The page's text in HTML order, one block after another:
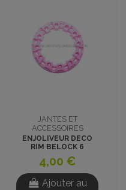
JANTES ET
ACCESSOIRES
ENJOLIVEUR DECO
RIM BELOCK 6
POUCES ROSE
4,00 €
Ajouter au